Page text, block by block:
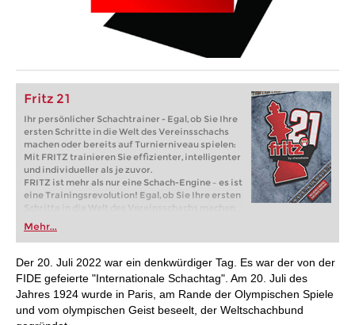
Fritz 21
Ihr persönlicher Schachtrainer - Egal, ob Sie Ihre
ersten Schritte in die Welt des Vereinsschachs
machen oder bereits auf Turnierniveau spielen:
Mit FRITZ trainieren Sie effizienter, intelligenter
und individueller als je zuvor.
FRITZ ist mehr als nur eine Schach-Engine – es ist
eine Trainingsrevolution! Egal, ob Sie Ihre ersten
Schritte in die Welt des Vereinsschachs machen
oder bereits auf Turnierniveau spielen: Mit
FRITZ trainieren Sie effizienter, intelligenter und
individueller als je zuvor.
Mehr...
Der 20. Juli 2022 war ein denkwürdiger Tag. Es war der von der
FIDE gefeierte "Internationale Schachtag". Am 20. Juli des
Jahres 1924 wurde in Paris, am Rande der Olympischen Spiele
und vom olympischen Geist beseelt, der Weltschachbund